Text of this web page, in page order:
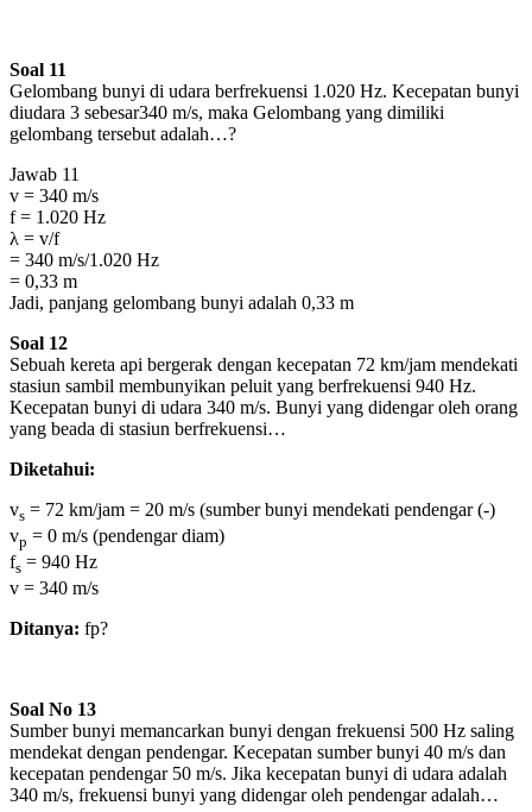
Soal 11
Gelombang bunyi di udara berfrekuensi 1.020 Hz. Kecepatan bunyi
diudara 3 sebesar340 m/s, maka Gelombang yang dimiliki
gelombang tersebut adalah…?
Jawab 11
v = 340 m/s
f = 1.020 Hz
λ = v/f
= 340 m/s/1.020 Hz
= 0,33 m
Jadi, panjang gelombang bunyi adalah 0,33 m
Soal 12
Sebuah kereta api bergerak dengan kecepatan 72 km/jam mendekati
stasiun sambil membunyikan peluit yang berfrekuensi 940 Hz.
Kecepatan bunyi di udara 340 m/s. Bunyi yang didengar oleh orang
yang beada di stasiun berfrekuensi…
Diketahui:
vs = 72 km/jam = 20 m/s (sumber bunyi mendekati pendengar (-)
vp = 0 m/s (pendengar diam)
fs = 940 Hz
v = 340 m/s
Ditanya: fp?
Soal No 13
Sumber bunyi memancarkan bunyi dengan frekuensi 500 Hz saling
mendekat dengan pendengar. Kecepatan sumber bunyi 40 m/s dan
kecepatan pendengar 50 m/s. Jika kecepatan bunyi di udara adalah
340 m/s, frekuensi bunyi yang didengar oleh pendengar adalah…